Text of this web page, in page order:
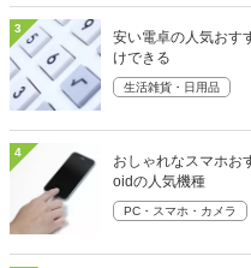
3
安い電卓の人気おす
けできる
生活雑貨・日用品
4
おしゃれなスマホお
oidの人気機種
PC・スマホ・カメラ